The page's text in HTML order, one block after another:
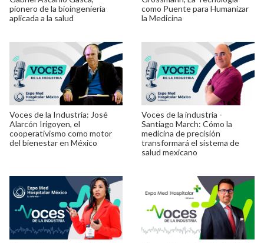
pionero de la bioingeniería
aplicada a la salud
como Puente para Humanizar
la Medicina
Voces de la Industria: José
Alarcón Irigoyen, el
cooperativismo como motor
del bienestar en México
Voces de la industria -
Santiago March: Cómo la
medicina de precisión
transformará el sistema de
salud mexicano